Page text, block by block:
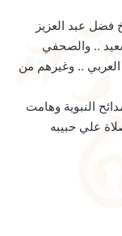
فضل عبد العزيز
.. والصحفي
.. وغيرهم من
النبوية وهامت
علي حبيبه